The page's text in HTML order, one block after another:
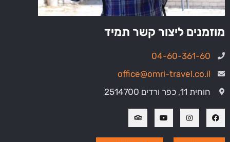
מוזמנים ליצור קשר תמיד
04-60-361-60
office@omri-travel.co.il
חוחית 11, כפר ורדים 2514700